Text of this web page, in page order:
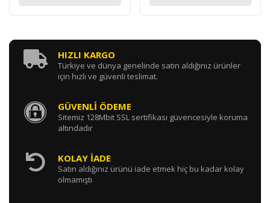
HIZLI KARGO
Türkiye ve dünya genelinde satın aldığınız ürünler
için hızlı ve güvenli teslimat.
GÜVENLİ ÖDEME
Sitemiz 128Mbit SSL sertifikası güvencesiyle koruma
altındadır
KOLAY İADE
Satın aldığınız ürünü iade etmek hiç bu kadar kolay
olmamıştı